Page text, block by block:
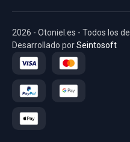
2026 - Otoniel.es - Todos los
Desarrollado porSeintosoft